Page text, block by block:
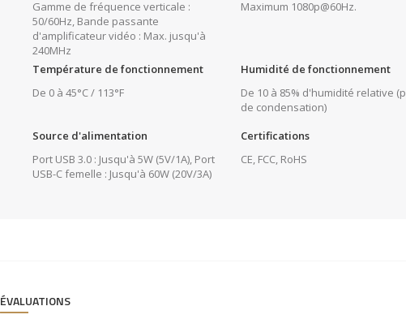
Gamme de fréquence verticale :
50/60Hz, Bande passante
d'amplificateur vidéo : Max. jusqu'à
240MHz
Maximum 1080p@60Hz.
Température de fonctionnement
De 0 à 45°C / 113°F
Humidité de fonctionnement
De 10 à 85% d'humidité relative
de condensation)
Source d'alimentation
Port USB 3.0 : Jusqu'à 5W (5V/1A), Port
USB-C femelle : Jusqu'à 60W (20V/3A)
Certifications
CE, FCC, RoHS
ÉVALUATIONS